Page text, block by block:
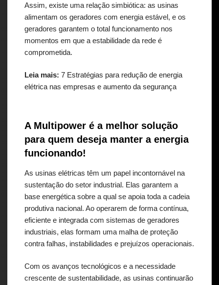
Assim, existe uma relação simbiótica: as usinas
alimentam os geradores com energia estável, e os
geradores garantem o total funcionamento nos
momentos em que a estabilidade da rede é
comprometida.
Leia mais: 7 Estratégias para redução de energia
elétrica nas empresas e aumento da segurança
A Multipower é a melhor solução
para quem deseja manter a energia
funcionando!
As usinas elétricas têm um papel incontornável na
sustentação do setor industrial. Elas garantem a
base energética sobre a qual se apoia toda a cadeia
produtiva nacional. Ao operarem de forma contínua,
eficiente e integrada com sistemas de geradores
industriais, elas formam uma malha de proteção
contra falhas, instabilidades e prejuízos operacionais.
Com os avanços tecnológicos e a necessidade
crescente de sustentabilidade, as usinas continuarão